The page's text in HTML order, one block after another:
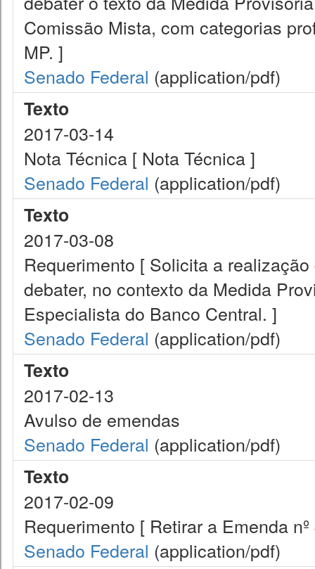
Comissão Mista, com categorias
MP. ]
Senado Federal (application/pdf)
Texto
2017-03-14
Nota Técnica [ Nota Técnica ]
Senado Federal (application/pdf)
Texto
2017-03-08
Requerimento [ Solicita a
debater, no contexto da Medida
Especialista do Banco Central. ]
Senado Federal (application/pdf)
Texto
2017-02-13
Avulso de emendas
Senado Federal (application/pdf)
Texto
2017-02-09
Requerimento [ Retirar a Emenda
Senado Federal (application/pdf)